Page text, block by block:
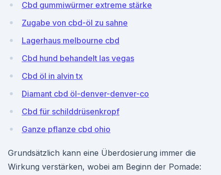
Cbd gummiwürmer extreme stärke
Zugabe von cbd-öl zu sahne
Lagerhaus melbourne cbd
Cbd hund behandelt las vegas
Cbd öl in alvin tx
Diamant cbd öl-denver-denver-co
Cbd für schilddrüsenkropf
Ganze pflanze cbd ohio
Grundsätzlich kann eine Überdosierung immer die
Wirkung verstärken, wobei am Beginn der Pomade: